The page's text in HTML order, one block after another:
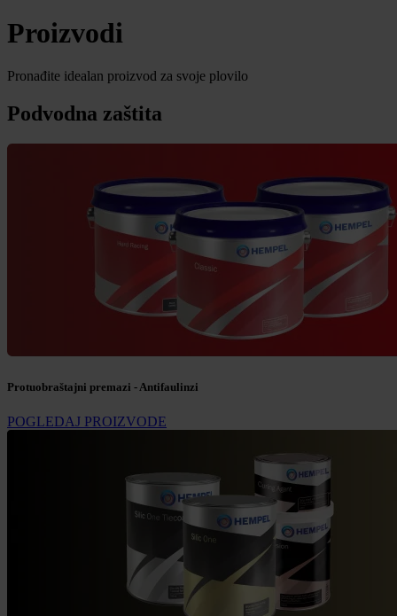
Proizvodi
Pronađite idealan proizvod za svoje plovilo
Podvodna zaštita
Protuobraštajni premazi - Antifaulinzi
POGLEDAJ PROIZVODE